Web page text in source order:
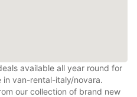
available all year round for
in van-rental-italy/novara.
our collection of brand new